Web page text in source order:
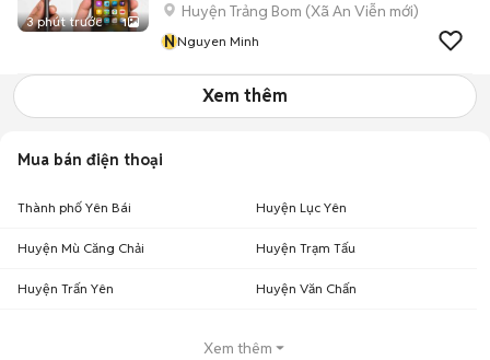
3 phút trước 1
Huyện Trảng Bom (Xã An Viễn mới)
NNguyen Minh
Xem thêm
Mua bán điện thoại
Thành phố Yên Bái Huyện Lục Yên
Huyện Mù Căng Chải Huyện Trạm Tấu
Huyện Trấn Yên Huyện Văn Chấn
Xem thêm